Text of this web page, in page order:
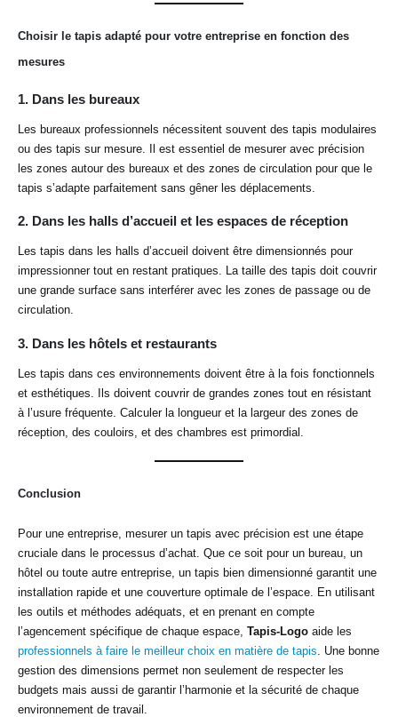
Choisir le tapis adapté pour votre entreprise en fonction des
mesures
1. Dans les bureaux
Les bureaux professionnels nécessitent souvent des tapis modulaires
ou des tapis sur mesure. Il est essentiel de mesurer avec précision
les zones autour des bureaux et des zones de circulation pour que le
tapis s’adapte parfaitement sans gêner les déplacements.
2. Dans les halls d’accueil et les espaces de réception
Les tapis dans les halls d’accueil doivent être dimensionnés pour
impressionner tout en restant pratiques. La taille des tapis doit couvrir
une grande surface sans interférer avec les zones de passage ou de
circulation.
3. Dans les hôtels et restaurants
Les tapis dans ces environnements doivent être à la fois fonctionnels
et esthétiques. Ils doivent couvrir de grandes zones tout en résistant
à l’usure fréquente. Calculer la longueur et la largeur des zones de
réception, des couloirs, et des chambres est primordial.
Conclusion
Pour une entreprise, mesurer un tapis avec précision est une étape
cruciale dans le processus d’achat. Que ce soit pour un bureau, un
hôtel ou toute autre entreprise, un tapis bien dimensionné garantit une
installation rapide et une couverture optimale de l’espace. En utilisant
les outils et méthodes adéquats, et en prenant en compte
l’agencement spécifique de chaque espace, Tapis-Logo aide les
professionnels à faire le meilleur choix en matière de tapis . Une bonne
gestion des dimensions permet non seulement de respecter les
budgets mais aussi de garantir l’harmonie et la sécurité de chaque
environnement de travail.